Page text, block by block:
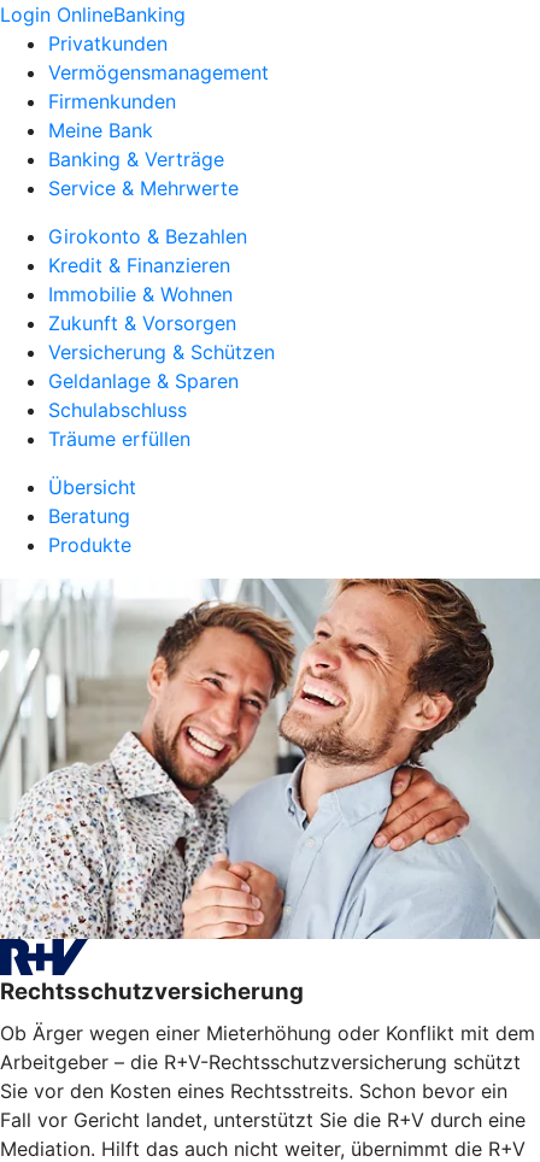
Login OnlineBanking
Privatkunden
Vermögensmanagement
Firmenkunden
Meine Bank
Banking & Verträge
Service & Mehrwerte
Girokonto & Bezahlen
Kredit & Finanzieren
Immobilie & Wohnen
Zukunft & Vorsorgen
Versicherung & Schützen
Geldanlage & Sparen
Schulabschluss
Träume erfüllen
Übersicht
Beratung
Produkte
Rechtsschutzversicherung
Ob Ärger wegen einer Mieterhöhung oder Konflikt mit dem
Arbeitgeber – die R+V-Rechtsschutzversicherung schützt
Sie vor den Kosten eines Rechtsstreits. Schon bevor ein
Fall vor Gericht landet, unterstützt Sie die R+V durch eine
Mediation. Hilft das auch nicht weiter, übernimmt die R+V